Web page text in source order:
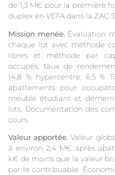
de 1,3 M€ pour la première
duplex en VEFA dans la ZAC
Mission menée.Évaluation
chaque lot avec méthode
libres et méthode par
occupés, taux de
(4,8 % hypercentre, 6,5 %
abattements pour
meublé étudiant et
lots. Documentation des
cours.
Valeur apportée. Valeur
à environ 2,4 M€ après
k€ de moins que la valeur
par le contribuable.